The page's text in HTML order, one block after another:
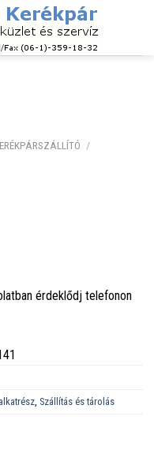
/
érdeklődj telefonon
Szállítás és tárolás